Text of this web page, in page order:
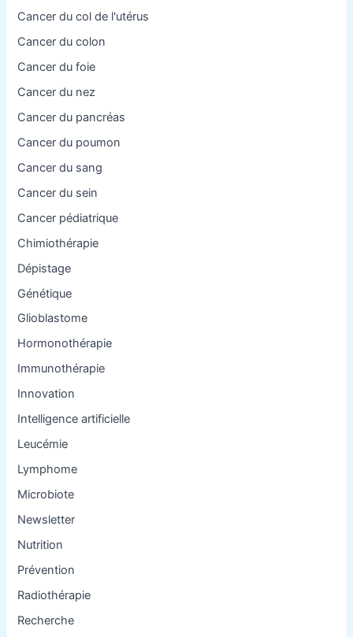
Cancer du col de l'utérus
Cancer du colon
Cancer du foie
Cancer du nez
Cancer du pancréas
Cancer du poumon
Cancer du sang
Cancer du sein
Cancer pédiatrique
Chimiothérapie
Dépistage
Génétique
Glioblastome
Hormonothérapie
Immunothérapie
Innovation
Intelligence artificielle
Leucémie
Lymphome
Microbiote
Newsletter
Nutrition
Prévention
Radiothérapie
Recherche